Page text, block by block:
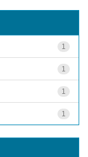
1
1
1
1